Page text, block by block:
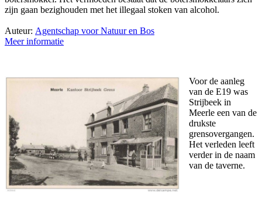
zijn gaan bezighouden met het illegaal stoken van alcohol.
Auteur: Agentschap voor Natuur en Bos
Meer informatie
Voor de aanleg
van de E19 was
Strijbeek in
Meerle een van de
drukste
grensovergangen.
Het verleden leeft
verder in de naam
van de taverne.